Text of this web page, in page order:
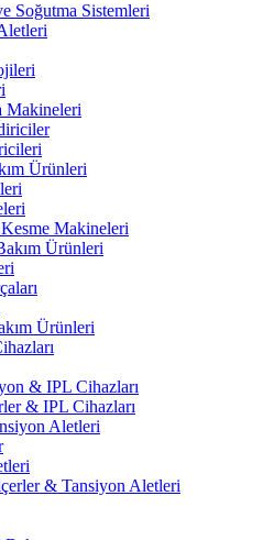
Soğutma Sistemleri
Makineleri
Ürünleri
Makineleri
Ürünleri
Ürünleri
& IPL Cihazları
& IPL Cihazları
Aletleri
& Tansiyon Aletleri